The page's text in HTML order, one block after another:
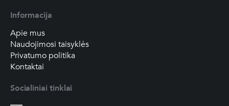
Informacija
Apie mus
Naudojimosi taisyklės
Privatumo politika
Kontaktai
Socialiniai tinklai